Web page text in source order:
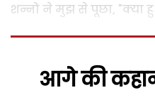
शन्नो ने मुझ से पूछा, "क्या
आगे की